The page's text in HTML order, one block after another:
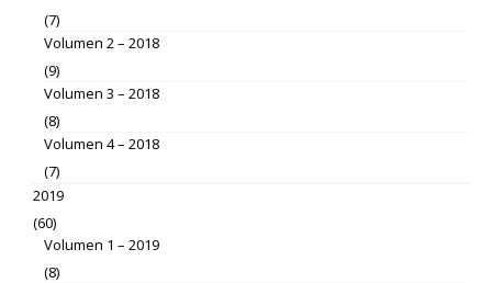
(7)
Volumen 2 – 2018
(9)
Volumen 3 – 2018
(8)
Volumen 4 – 2018
(7)
2019
(60)
Volumen 1 – 2019
(8)